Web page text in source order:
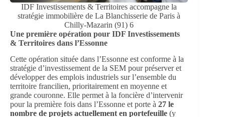
IDF Investissements & Territoires accompagne la
stratégie immobilière de La Blanchisserie de Paris à
Chilly-Mazarin (91) 6
Une première opération pour IDF Investissements
& Territoires dans l’Essonne
Cette opération située dans l’Essonne est conforme à la
stratégie d’investissement de la SEM pour préserver et
développer des emplois industriels sur l’ensemble du
territoire francilien, prioritairement en moyenne et
grande couronne. Elle permet à la foncière d’intervenir
pour la première fois dans l’Essonne et porte à 27 le
nombre de projets actuellement en portefeuille (y